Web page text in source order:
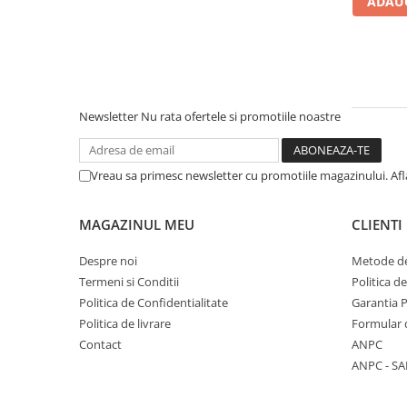
Senzatii/Dragoste
Senzatii/Erotic
Senzatii/Thriller
Teens Book Club
Newsletter Nu rata ofertele si promotiile noastre
Vreau sa primesc newsletter cu promotiile magazinului.
MAGAZINUL MEU
Despre noi
Termeni si Conditii
Politica de Confidentialitate
Politica de livrare
Contact
CLIENTI
Metode
Politica
Garantia
Formular
ANPC
ANPC -